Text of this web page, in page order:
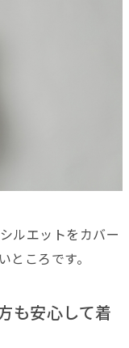
ルエットをカバー
ところです。
も安心して着